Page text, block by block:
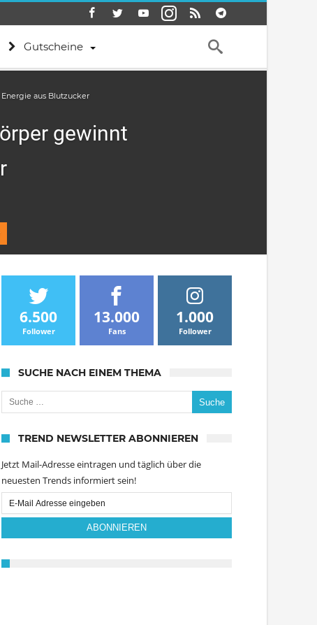
Gutscheine
aus Blutzucker
gewinnt
6.500
Follower
13.000
Fans
1.000
Follower
SUCHE NACH EINEM THEMA
Suche nach:
TREND NEWSLETTER ABONNIEREN
Jetzt Mail-Adresse eintragen und täglich über die
neuesten Trends informiert sein!
Email
Subscription
ABONNIEREN